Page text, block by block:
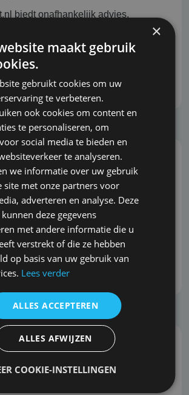
biedt onafhankelijk advies,
Daardoor bent u verzekerd van
eerlijke begeleiding bij het nemen
en grondig
inspelen op veranderingen en
in de markt. Wij begrijpen dit en
om onze snelle reactie, zonder dat
van de grondigheid en kwaliteit
schadeafhandeling
×
maakt gebruik
gebruikt cookies om uw
te verbeteren.
ook cookies om content en
te personaliseren, om
social media te bieden en
te analyseren.
we informatie over uw gebruik
site met onze partners voor
adverteren en analyse. Deze
deze gegevens
met andere informatie die u
verstrekt of die ze hebben
op basis van uw gebruik van
Lees verder
ALLES ACCEPTEREN
ALLES AFWIJZEN
COOKIE-INSTELLINGEN